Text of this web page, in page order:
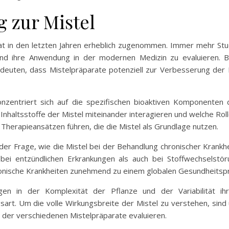
zur Mistel
in den letzten Jahren erheblich zugenommen. Immer mehr
ihre Anwendung in der modernen Medizin zu
dass Mistelpräparate potenziell zur Verbesserung
sich auf die spezifischen bioaktiven Komponenten
der Mistel miteinander interagieren und welche
führen, die die Mistel als Grundlage nutzen.
Frage, wie die Mistel bei der Behandlung chronischer
entzündlichen Erkrankungen als auch bei
Krankheiten zunehmend zu einem globalen
in der Komplexität der Pflanze und der Variabilität
Um die volle Wirkungsbreite der Mistel zu verstehen,
verschiedenen Mistelpräparate evaluieren.